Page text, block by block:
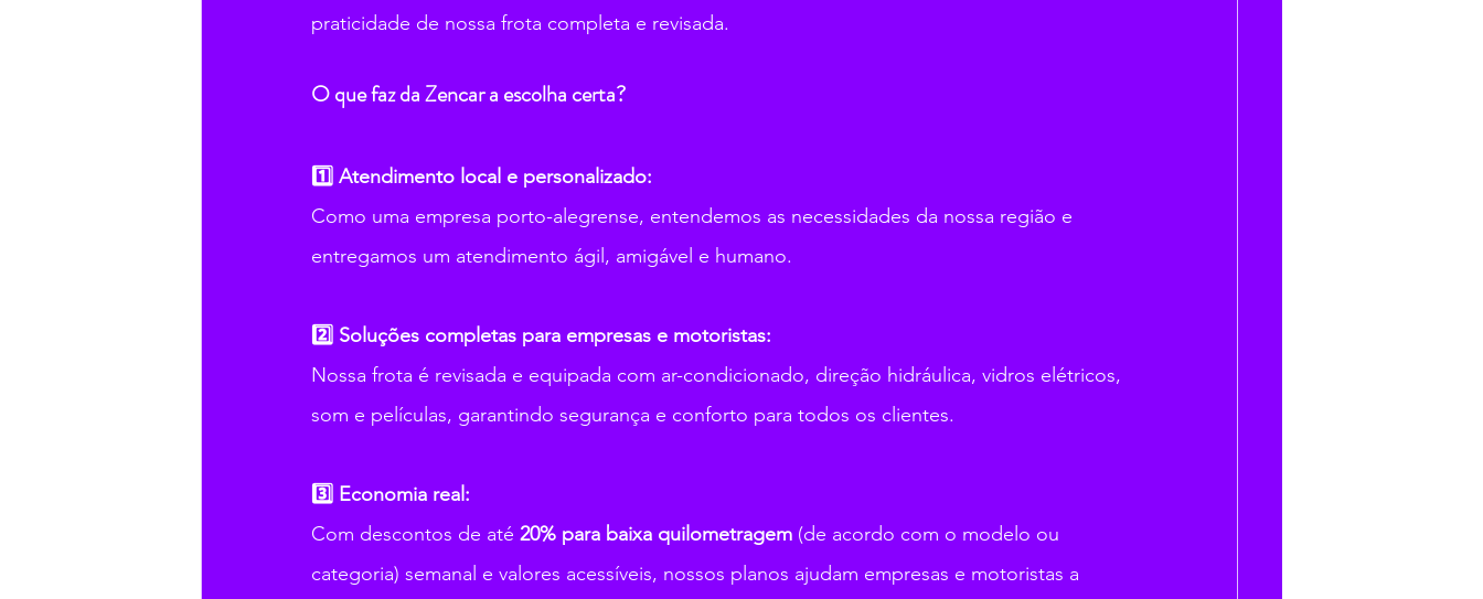
praticidade de nossa frota completa e revisada.
O que faz da Zencar a escolha certa?
1️⃣ Atendimento local e personalizado:
Como uma empresa porto-alegrense, entendemos as necessidades da nossa região e
entregamos um atendimento ágil, amigável e humano.
2️⃣ Soluções completas para empresas e motoristas:
Nossa frota é revisada e equipada com ar-condicionado, direção hidráulica, vidros elétricos,
som e películas, garantindo segurança e conforto para todos os clientes.
3️⃣ Economia real:
Com descontos de até 20% para baixa quilometragem (de acordo com o modelo ou
categoria) semanal e valores acessíveis, nossos planos ajudam empresas e motoristas a